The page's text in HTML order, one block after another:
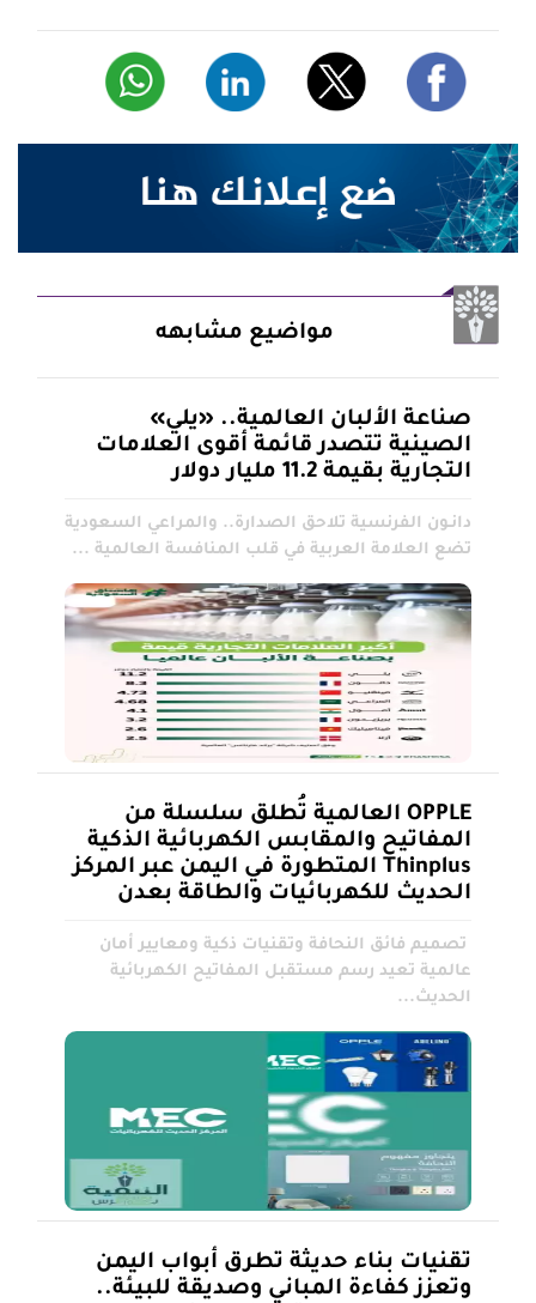
مواضيع مشابهه
صناعة الألبان العالمية.. «يلي»
الصينية تتصدر قائمة أقوى العلامات
التجارية بقيمة 11.2 مليار دولار
دانـون الفرنسية تلاحق الصدارة.. والمراعي السعودية
تضع العلامة العربية في قلب المنافسة العالمية ...
OPPLE العالمية تُطلق سلسلة من
المفاتيح والمقابس الكهربائية الذكية
Thinplus المتطورة في اليمن عبر المركز
الحديث للكهربائيات والطاقة بعدن
تصميم فائق النحافة وتقنيات ذكية ومعايير أمان
عالمية تعيد رسم مستقبل المفاتيح الكهربائية
الحديث...
تقنيات بناء حديثة تطرق أبواب اليمن
وتعزز كفاءة المباني وصديقة للبيئة..